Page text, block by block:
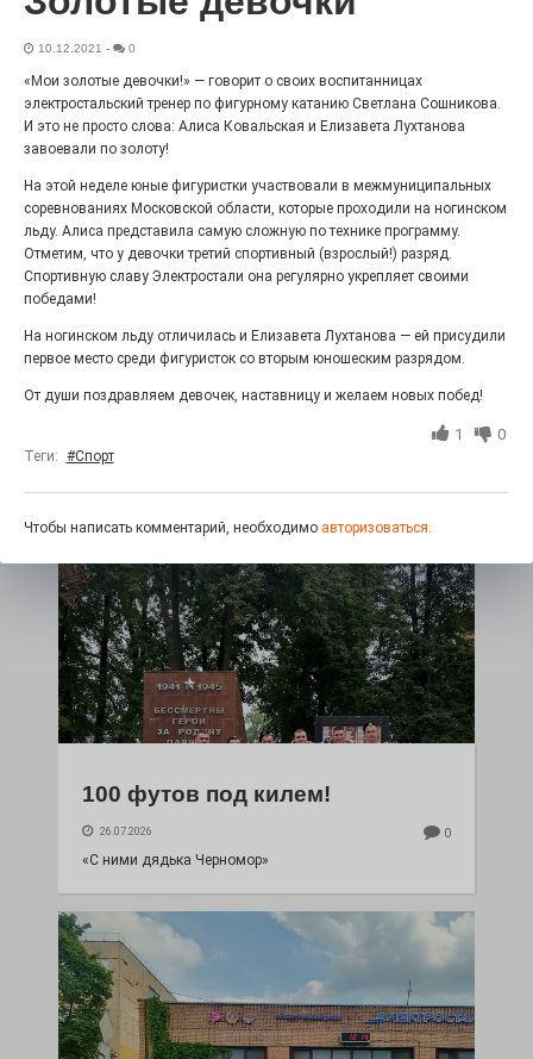
Выставка «Палитра героизма» — новый масштабный
себе Выставочный зал им. Олега Коняшина.
«Районы-кварталы»
путешествуют по городу
0
Радость в квадрате! На этой неделе электростальцев
100 футов под килем!
26.07.2026 0
«С ними дядька Черномор»
10.12.2021 - 0
«Мои золотые девочки!» — говорит о своих воспитанницах
электростальский тренер по фигурному катанию Светлана Сошникова.
И это не просто слова: Алиса Ковальская и Елизавета Лухтанова
завоевали по золоту!
На этой неделе юные фигуристки участвовали в межмуниципальных
соревнованиях Московской области, которые проходили на ногинском
льду. Алиса представила самую сложную по технике программу.
Отметим, что у девочки третий спортивный (взрослый!) разряд.
Спортивную славу Электростали она регулярно укрепляет своими
победами!
На ногинском льду отличилась и Елизавета Лухтанова — ей присудили
первое место среди фигуристок со вторым юношеским разрядом.
От души поздравляем девочек, наставницу и желаем новых побед!
1 0
Теги: #Спорт
Чтобы написать комментарий, необходимо авторизоваться.